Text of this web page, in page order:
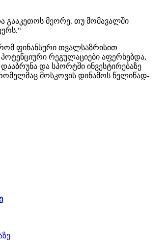
გააკეთოს მეორე. თუ მომავალში
რომ ფინანსური თვალსაზრისით
რეგულაციები აფერხებდა,
და სპორტში ინვესტირებაზე
მოსკოვის დინამოს წელიწად-